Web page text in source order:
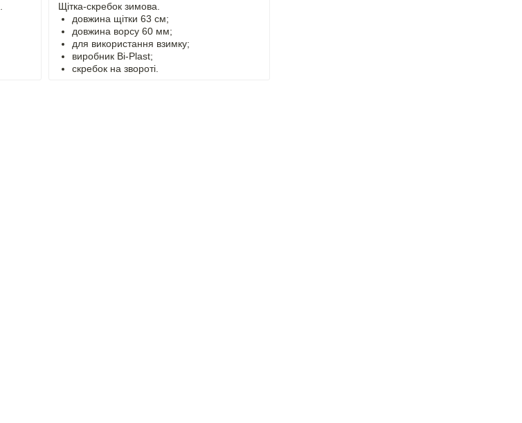
Щітка-скребок зимова.
довжина щітки 63 см;
довжина ворсу 60 мм;
для використання взимку;
виробник Bi-Plast;
скребок на звороті.